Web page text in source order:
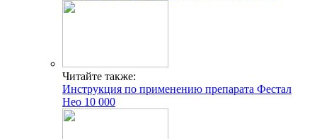
Читайте также:
Инструкция по применению препарата Фестал
Нео 10 000